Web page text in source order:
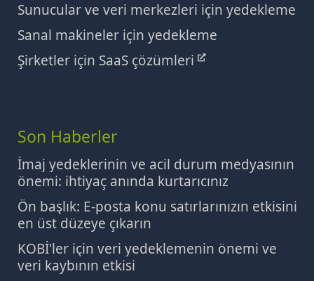
Sunucular ve veri merkezleri için yedekleme
Sanal makineler için yedekleme
Şirketler için SaaS çözümleri
Son Haberler
İmaj yedeklerinin ve acil durum medyasının
önemi: ihtiyaç anında kurtarıcınız
Ön başlık: E-posta konu satırlarınızın etkisini
en üst düzeye çıkarın
KOBİ'ler için veri yedeklemenin önemi ve
veri kaybının etkisi